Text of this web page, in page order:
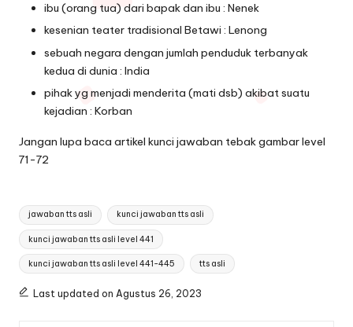
ibu (orang tua) dari bapak dan ibu : Nenek
kesenian teater tradisional Betawi : Lenong
sebuah negara dengan jumlah penduduk terbanyak
kedua di dunia : India
pihak yg menjadi menderita (mati dsb) akibat suatu
kejadian : Korban
Jangan lupa baca artikel kunci jawaban tebak gambar level
71-72
Tags:
jawaban tts asli kunci jawaban tts asli
kunci jawaban tts asli level 441
kunci jawaban tts asli level 441-445 tts asli
Last updated on Agustus 26, 2023